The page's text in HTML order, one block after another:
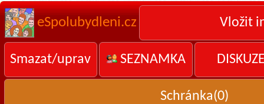
eSpolubydleni.cz Vložit
Smazat/uprav SEZNAMKA
Schránka(0)